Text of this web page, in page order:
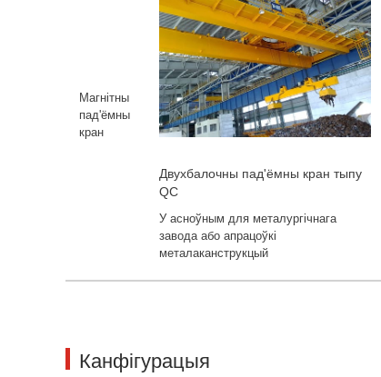
Магнітны
пад'ёмны
кран
Двухбалочны пад'ёмны кран тыпу
QC
У асноўным для металургічнага
завода або апрацоўкі
металаканструкцый
Канфігурацыя